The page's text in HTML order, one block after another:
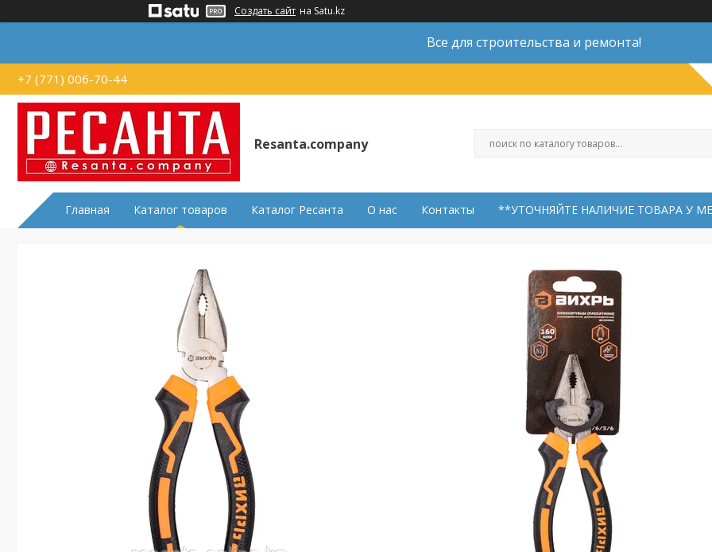
Создать сайт на Satu.kz
Все для строительства и ремонта!
+7 (771) 006-70-44
Resanta.company
Главная Каталог товаров Каталог Ресанта О нас Контакты **УТОЧНЯЙТЕ НАЛИЧИЕ ТОВАРА У